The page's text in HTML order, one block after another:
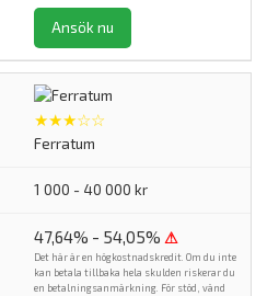
Ansök nu
★★★☆☆
Ferratum
1 000 - 40 000 kr
47,64% - 54,05% ⚠
Det här är en högkostnadskredit. Om du inte
kan betala tillbaka hela skulden riskerar du
en betalningsanmärkning. För stöd, vänd